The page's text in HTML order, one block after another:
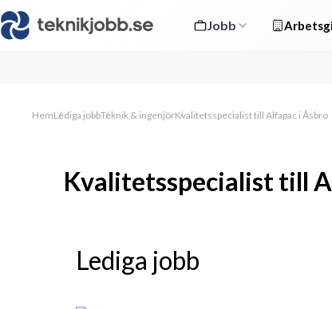
Jobb
HemLediga jobbTeknik & ingenjörKvalitetsspecialist till Alfapac i Åsbro
Kvalitetsspecialist till
Lediga jobb